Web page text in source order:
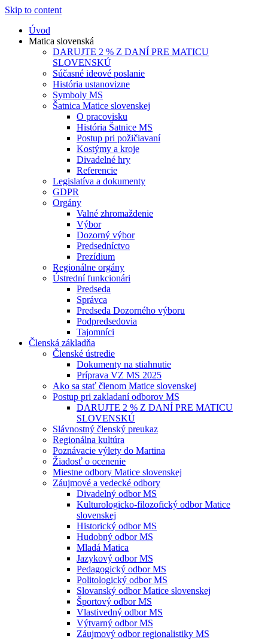
Skip to content
Úvod
Matica slovenská
DARUJTE 2 % Z DANÍ PRE MATICU
SLOVENSKÚ
Súčasné ideové poslanie
História ustanovizne
Symboly MS
Šatnica Matice slovenskej
O pracovisku
História Šatnice MS
Postup pri požičiavaní
Kostýmy a kroje
Divadelné hry
Referencie
Legislatíva a dokumenty
GDPR
Orgány
Valné zhromaždenie
Výbor
Dozorný výbor
Predsedníctvo
Prezídium
Regionálne orgány
Ústrední funkcionári
Predseda
Správca
Predseda Dozorného výboru
Podpredsedovia
Tajomníci
Členská základňa
Členské ústredie
Dokumenty na stiahnutie
Príprava VZ MS 2025
Ako sa stať členom Matice slovenskej
Postup pri zakladaní odborov MS
DARUJTE 2 % Z DANÍ PRE MATICU
SLOVENSKÚ
Slávnostný členský preukaz
Regionálna kultúra
Poznávacie výlety do Martina
Žiadosť o ocenenie
Miestne odbory Matice slovenskej
Záujmové a vedecké odbory
Divadelný odbor MS
Kulturologicko-filozofický odbor Matice
slovenskej
Historický odbor MS
Hudobný odbor MS
Mladá Matica
Jazykový odbor MS
Pedagogický odbor MS
Politologický odbor MS
Slovanský odbor Matice slovenskej
Športový odbor MS
Vlastivedný odbor MS
Výtvarný odbor MS
Záujmový odbor regionalistiky MS